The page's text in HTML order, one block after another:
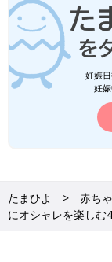
妊娠
妊
たまひよ 赤ち
にオシャレを楽しむ